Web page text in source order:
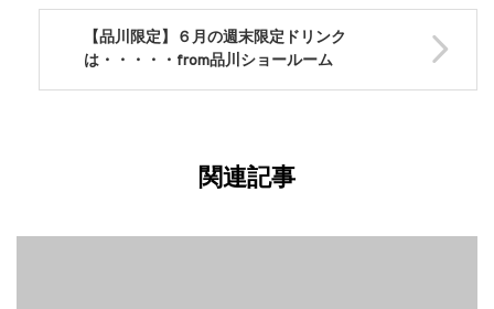
【品川限定】６月の週末限定ドリンク
は・・・・・from品川ショールーム
関連記事